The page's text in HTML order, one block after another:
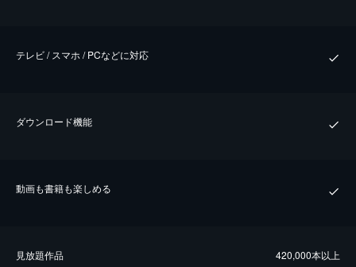
テレビ / スマホ / PCなどに対応
ダウンロード機能
動画も書籍も楽しめる
⾒放題作品 420,000本以上